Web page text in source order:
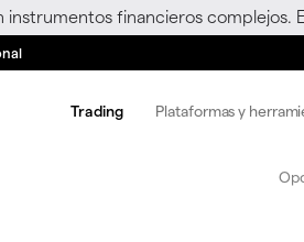
instrumentos financieros
Trading Plataformas y